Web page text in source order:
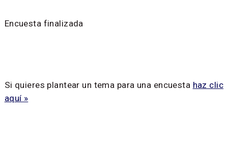
Encuesta finalizada
Si quieres plantear un tema para una encuesta haz clic
aquí »